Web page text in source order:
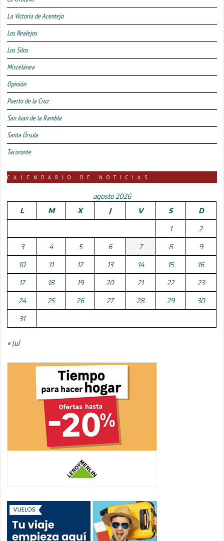
La Victoria de Acentejo
Los Realejos
Los Silos
Miscelánea
Opinión
Puerto de la Cruz
San Juan de la Rambla
Santa Úrsula
Tacoronte
CALENDARIO DE NOTICIAS
agosto 2026
L
M X J V S D
1 2
3 4 5 6 7 8 9
10 11 12 13 14 15 16
17 18 19 20 21 22 23
24 25 26 27 28 29 30
31
« Jul